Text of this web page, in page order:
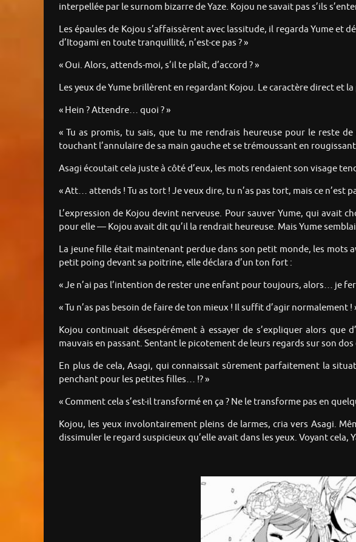
interpellée par le surnom bizarre de Yaze. Kojou ne savait pas s’ils
Les épaules de Kojou s’affaissèrent avec lassitude, il regarda Yume et
d’Itogami en toute tranquillité, n’est-ce pas ? »
« Oui. Alors, attends-moi, s’il te plaît, d’accord ? »
Les yeux de Yume brillèrent en regardant Kojou. Le caractère direct et
« Hein ? Attendre… quoi ? »
« Tu as promis, tu sais, que tu me rendrais heureuse pour le reste
touchant l’annulaire de sa main gauche et se trémoussant en
Asagi écoutait cela juste à côté d’eux, les mots rendaient son visage
« Att… attends ! Tu as tort ! Je veux dire, tu n’as pas tort, mais ce n’est
L’expression de Kojou devint nerveuse. Pour sauver Yume, qui
pour elle — Kojou avait dit qu’il la rendrait heureuse. Mais Yume
La jeune fille était maintenant perdue dans son petit monde, les mots
petit poing devant sa poitrine, elle déclara d’un ton fort :
« Je n’ai pas l’intention de rester une enfant pour toujours, alors… je
« Tu n’as pas besoin de faire de ton mieux ! Il suffit d’agir normalement !
Kojou continuait désespérément à essayer de s’expliquer alors
mauvais en passant. Sentant le picotement de leurs regards sur son
En plus de cela, Asagi, qui connaissait sûrement parfaitement la
penchant pour les petites filles… !? »
« Comment cela s’est-il transformé en ça ? Ne le transforme pas en
Kojou, les yeux involontairement pleins de larmes, cria vers Asagi.
dissimuler le regard suspicieux qu’elle avait dans les yeux. Voyant cela,